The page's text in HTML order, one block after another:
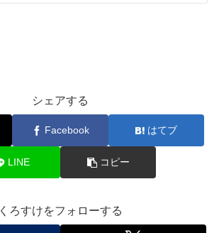
シェアする
Facebook はてブ
LINE コピー
くろすけをフォローする